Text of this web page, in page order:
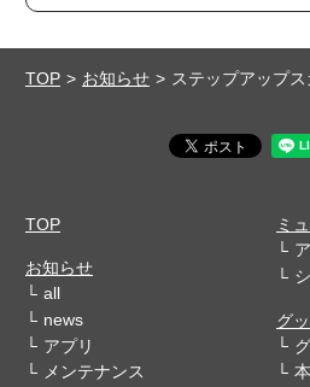
TOP お知らせ ステップアップス
TOP
お知らせ
all
news
アプリ
メンテナンス
ミ
グ
本